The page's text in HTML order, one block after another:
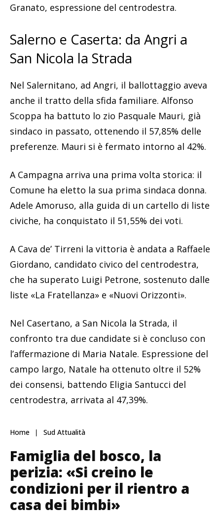
Granato, espressione del centrodestra.
Salerno e Caserta: da Angri a
San Nicola la Strada
Nel Salernitano, ad Angri, il ballottaggio aveva
anche il tratto della sfida familiare. Alfonso
Scoppa ha battuto lo zio Pasquale Mauri, già
sindaco in passato, ottenendo il 57,85% delle
preferenze. Mauri si è fermato intorno al 42%.
A Campagna arriva una prima volta storica: il
Comune ha eletto la sua prima sindaca donna.
Adele Amoruso, alla guida di un cartello di liste
civiche, ha conquistato il 51,55% dei voti.
A Cava de’ Tirreni la vittoria è andata a Raffaele
Giordano, candidato civico del centrodestra,
che ha superato Luigi Petrone, sostenuto dalle
liste «La Fratellanza» e «Nuovi Orizzonti».
Nel Casertano, a San Nicola la Strada, il
confronto tra due candidate si è concluso con
l’affermazione di Maria Natale. Espressione del
campo largo, Natale ha ottenuto oltre il 52%
dei consensi, battendo Eligia Santucci del
centrodestra, arrivata al 47,39%.
Home Sud Attualità
Famiglia del bosco, la
perizia: «Si creino le
condizioni per il rientro a
casa dei bimbi»